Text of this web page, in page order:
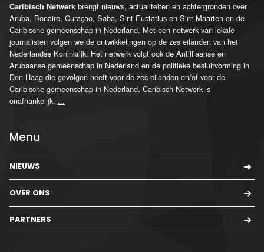
Caribisch Netwerk brengt nieuws, actualiteiten en achtergronden over
Aruba, Bonaire, Curaçao, Saba, Sint Eustatius en Sint Maarten en de
Caribische gemeenschap in Nederland. Met een netwerk van lokale
journalisten volgen we de ontwikkelingen op de zes eilanden van het
Nederlandse Koninkrijk. Het netwerk volgt ook de Antilliaanse en
Arubaanse gemeenschap in Nederland en de politieke besluitvorming in
Den Haag die gevolgen heeft voor de zes eilanden en/of voor de
Caribische gemeenschap in Nederland. Caribisch Netwerk is
onafhankelijk. ...
Menu
NIEUWS
OVER ONS
PARTNERS